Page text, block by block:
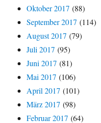
Oktober 2017 (88)
September 2017 (114)
August 2017 (79)
Juli 2017 (95)
Juni 2017 (81)
Mai 2017 (106)
April 2017 (101)
März 2017 (98)
Februar 2017 (64)